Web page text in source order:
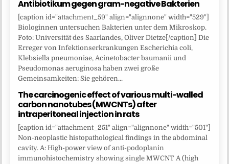
Antibiotikum gegen gram-negative Bakterien
[caption id="attachment_59" align="alignnone" width="529"]
Biologinnen untersuchen Bakterien unter dem Mikroskop.
Foto: Universität des Saarlandes, Oliver Dietze[/caption] Die
Erreger von Infektionserkrankungen Escherichia coli,
Klebsiella pneumoniae, Acinetobacter baumanii und
Pseudomonas aeruginosa haben zwei große
Gemeinsamkeiten: Sie gehören...
The carcinogenic effect of various multi-walled
carbon nanotubes (MWCNTs) after
intraperitoneal injection in rats
[caption id="attachment_251" align="alignnone" width="501"]
Non-neoplastic histopathological findings in the abdominal
cavity. A: High-power view of anti-podoplanin
immunohistochemistry showing single MWCNT A (high